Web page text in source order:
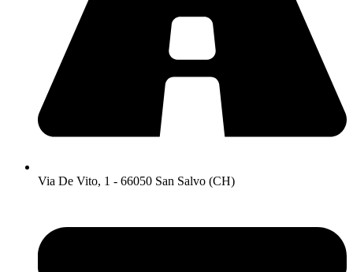
Via De Vito, 1 - 66050 San Salvo (CH)